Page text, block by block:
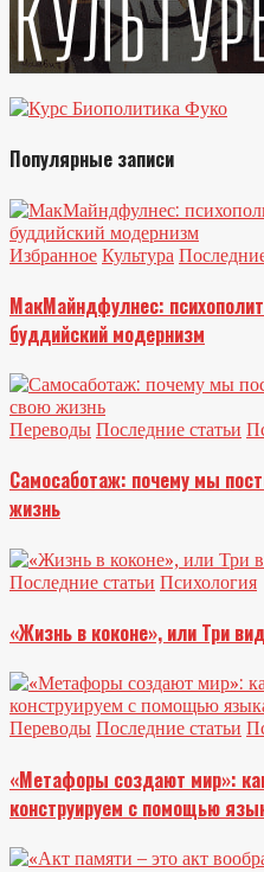
Популярные записи
Избранное Культура
МакМайндфулнес:
буддийский модернизм
Переводы Последние статьи
Самосаботаж: почему мы
жизнь
Последние статьи Психология
«Жизнь в коконе», или Три
Переводы Последние статьи
«Метафоры создают мир»:
конструируем с помощью